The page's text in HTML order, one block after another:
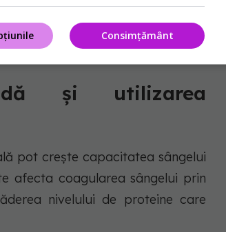
Freepik
și utilizarea
pot crește capacitatea sângelui
afecta coagularea sângelui prin
nivelului de proteine care
Consimțământ